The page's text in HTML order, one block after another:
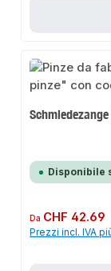
Schmiedezange
Disponibile
Prezzo normale:
Da CHF 42.69
Prezzi incl. IVA